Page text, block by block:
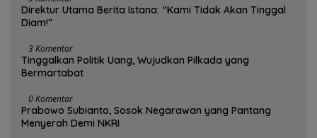
Direktur Utama Berita Istana: “Kami Tidak Akan Tinggal
Diam!”
3 Komentar
Tinggalkan Politik Uang, Wujudkan Pilkada yang
Bermartabat
0 Komentar
Prabowo Subianto, Sosok Negarawan yang Pantang
Menyerah Demi NKRI